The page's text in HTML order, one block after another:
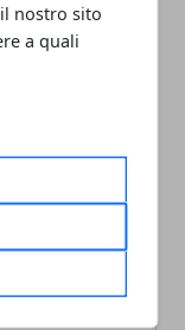
nostro sito
a quali
modelli vintage